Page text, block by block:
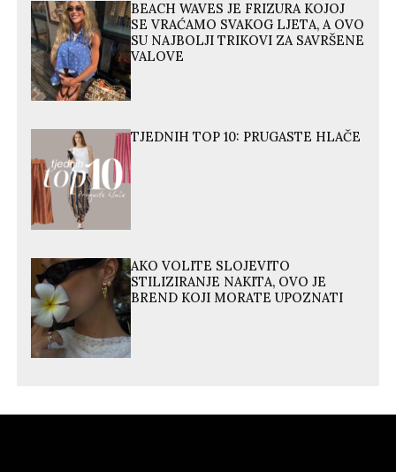
BEACH WAVES JE FRIZURA KOJOJ
SE VRAĆAMO SVAKOG LJETA, A OVO
SU NAJBOLJI TRIKOVI ZA SAVRŠENE
VALOVE
TJEDNIH TOP 10: PRUGASTE HLAČE
AKO VOLITE SLOJEVITO
STILIZIRANJE NAKITA, OVO JE
BREND KOJI MORATE UPOZNATI